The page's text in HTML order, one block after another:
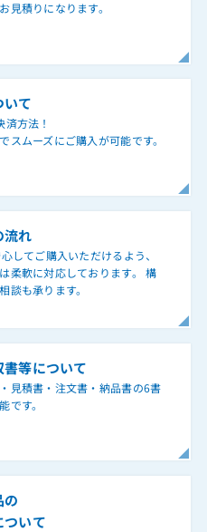
見積りになります。
て
方法！
スムーズにご購入が可能です。
流れ
してご購入いただけるよう、
柔軟に対応しております。 構
談も承ります。
等について
見積書・注文書・納品書の6書
です。
の
ついて